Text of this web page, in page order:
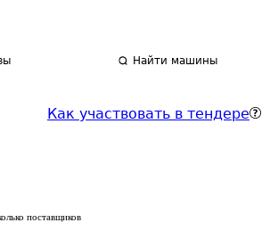
Найти машины
Как участвовать в тендере
поставщиков